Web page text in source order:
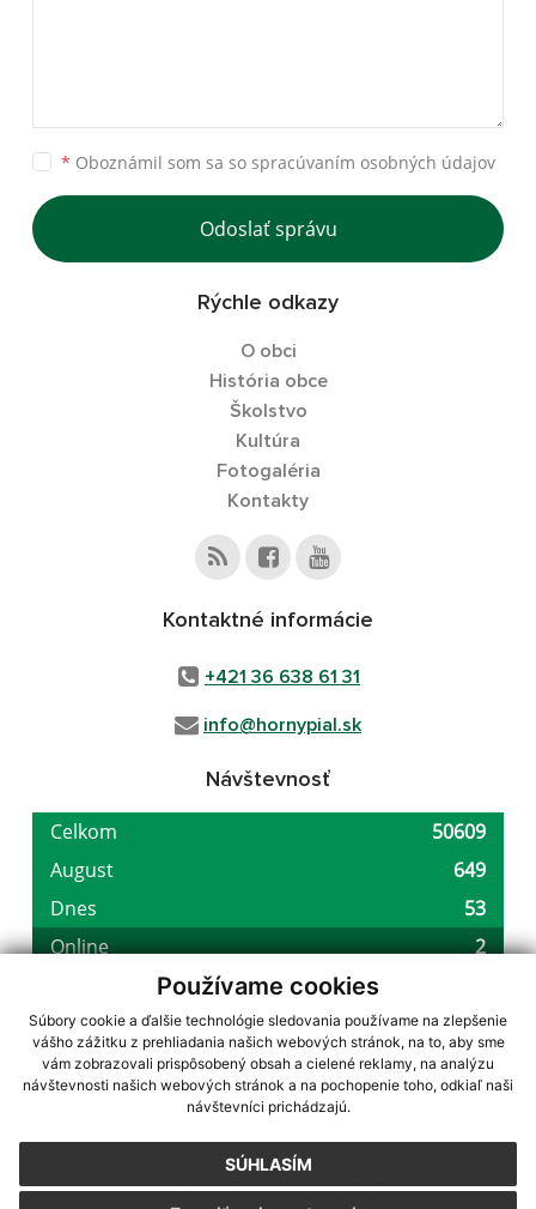
Používame cookies
Súbory cookie a ďalšie technológie sledovania používame na zlepšenie
vášho zážitku z prehliadania našich webových stránok, na to, aby sme
vám zobrazovali prispôsobený obsah a cielené reklamy, na analýzu
návštevnosti našich webových stránok a na pochopenie toho, odkiaľ naši
návštevníci prichádzajú.
SÚHLASÍM
* Oboznámil som sa so spracúvaním osobných údajov
Odoslať správu
Rýchle odkazy
O obci
História obce
Školstvo
Kultúra
Fotogaléria
Kontakty
Kontaktné informácie
+421 36 638 61 31
info@hornypial.sk
Návštevnosť
využite možnosť získavania aktuálnych informácií s využitím RSS
CMS systém (redakčný) systém ECHELON 2,Mapa stránok,web portál
webex.digital, s.r.o.,domény,registrácia domény
Posledná aktualizácia:05.08.2026